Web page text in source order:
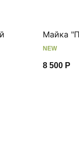
Майка
NEW
8 500 Р